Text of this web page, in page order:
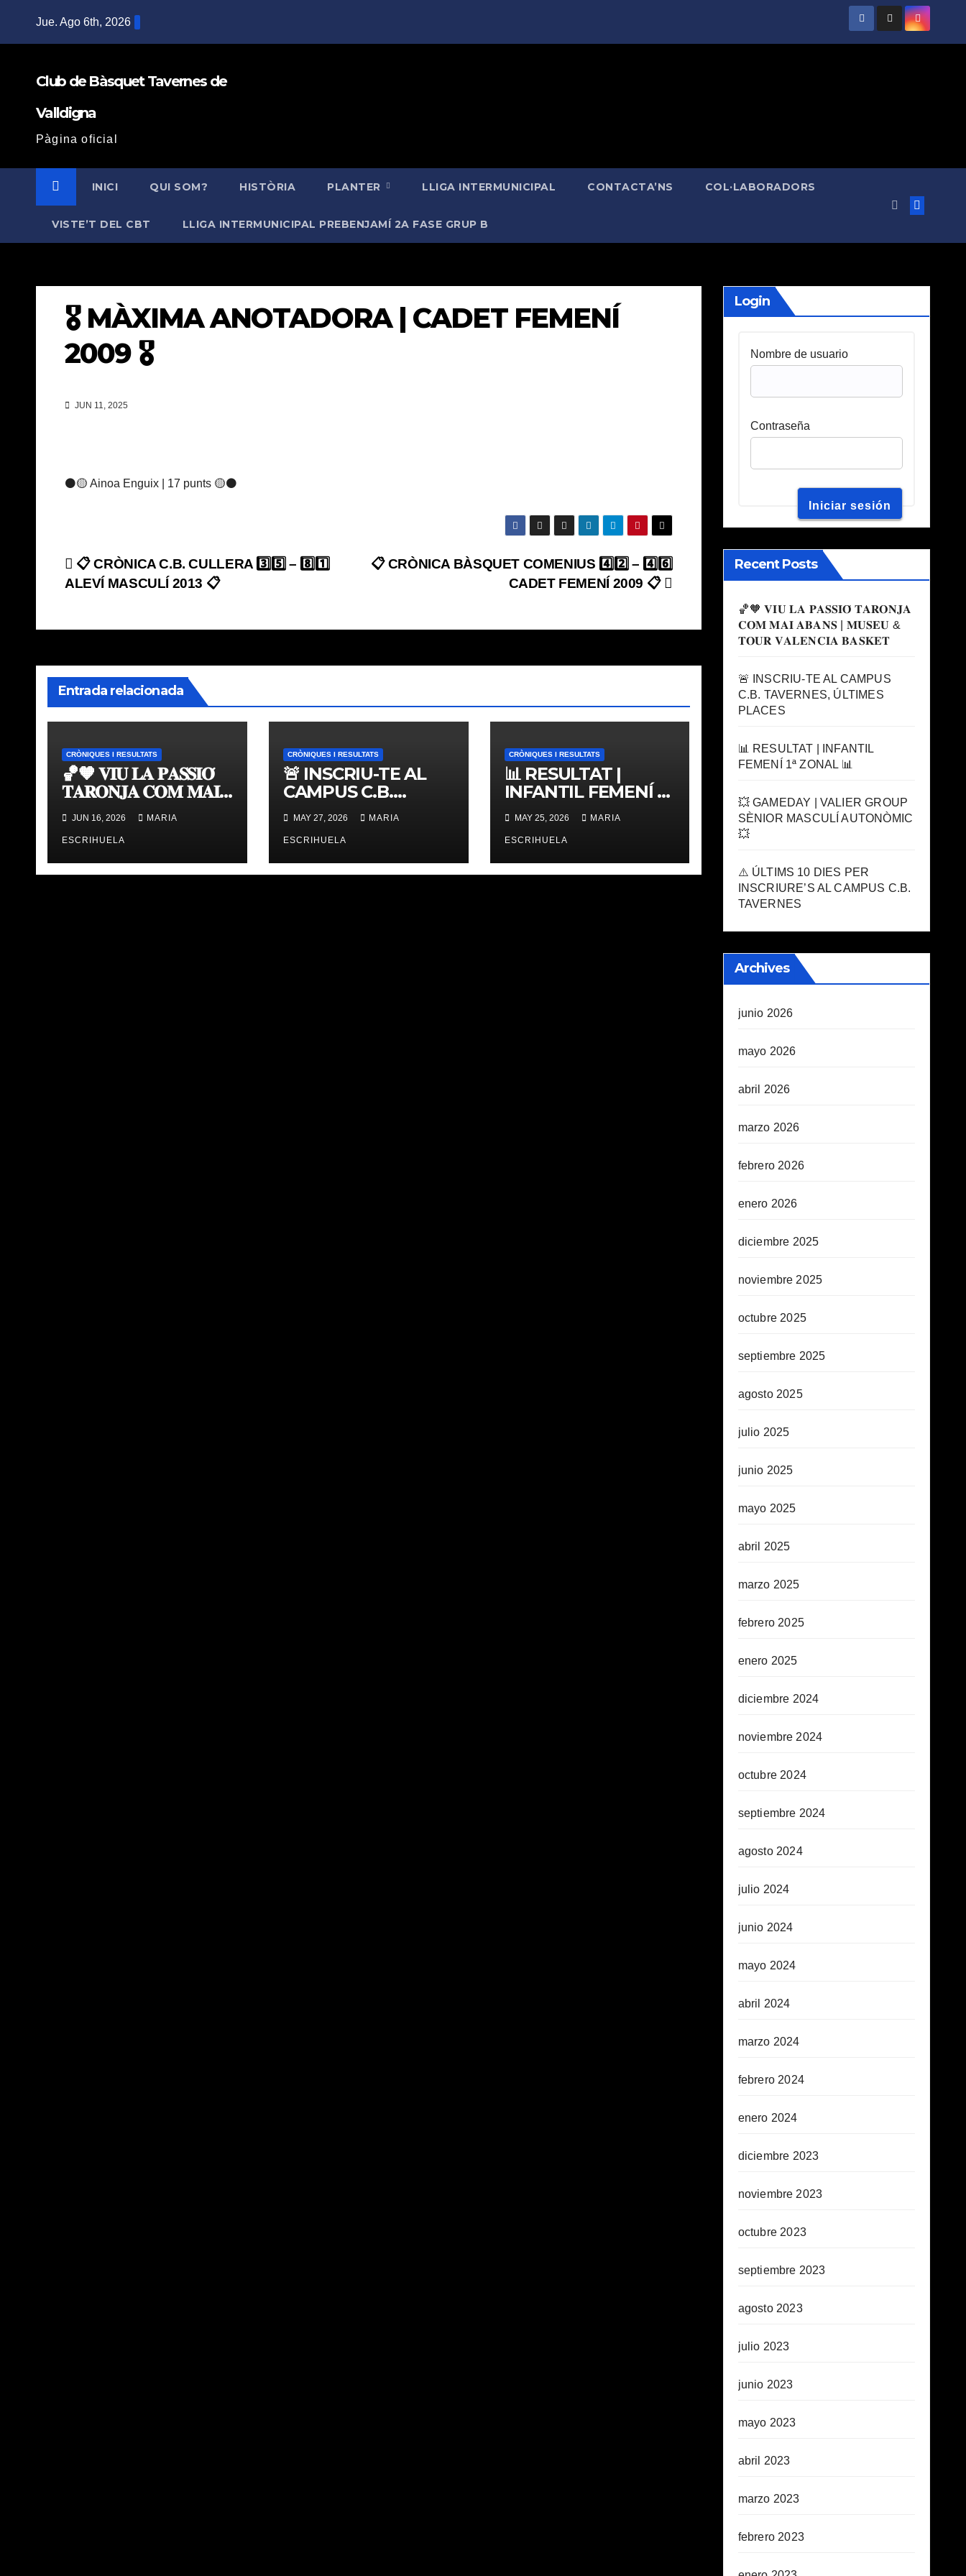
Jue. Ago 6th, 2026
Club de Bàsquet Tavernes de
Valldigna
Pàgina oficial
INICI QUI SOM? HISTÒRIA PLANTER LLIGA INTERMUNICIPAL CONTACTA’NS COL·LABORADORS
VISTE’T DEL CBT LLIGA INTERMUNICIPAL PREBENJAMÍ 2A FASE GRUP B
🎖️ MÀXIMA ANOTADORA | CADET FEMENÍ
2009 🎖️
JUN 11, 2025
⚫️🟡 Ainoa Enguix | 17 punts 🟡⚫
Navegación
entradas
📋 CRÒNICA BÀSQUET COMENIUS 4️⃣2️⃣ – 4️⃣6️⃣
CADET FEMENÍ 2009 📋
📋 CRÒNICA C.B. CULLERA 3️⃣5️⃣ – 8️⃣1️⃣
ALEVÍ MASCULÍ 2013 📋
Entrada relacionada
CRÒNIQUES I RESULTATS
🏀🧡 𝐕𝐈𝐔 𝐋𝐀 𝐏𝐀𝐒𝐒𝐈𝐎́
𝐓𝐀𝐑𝐎𝐍𝐉𝐀 𝐂𝐎𝐌 𝐌𝐀𝐈
𝐀𝐁𝐀𝐍𝐒 | 𝐌𝐔𝐒𝐄𝐔 &
𝐓𝐎𝐔𝐑 𝐕𝐀𝐋𝐄𝐍𝐂𝐈𝐀
𝐁𝐀𝐒𝐊𝐄𝐓
JUN 16, 2026 MARIA
ESCRIHUELA
CRÒNIQUES I RESULTATS
🚨 INSCRIU-TE AL
CAMPUS C.B.
TAVERNES,
ÚLTIMES PLACES
MAY 27, 2026 MARIA
ESCRIHUELA
CRÒNIQUES I RESULTATS
📊 RESULTAT |
INFANTIL FEMENÍ 1ª
ZONAL 📊
MAY 25, 2026 MARIA
ESCRIHUELA
Login
Nombre de usuario
Contraseña
Recent Posts
🏀🧡 𝐕𝐈𝐔 𝐋𝐀 𝐏𝐀𝐒𝐒𝐈𝐎́ 𝐓𝐀𝐑𝐎𝐍𝐉𝐀
𝐂𝐎𝐌 𝐌𝐀𝐈 𝐀𝐁𝐀𝐍𝐒 | 𝐌𝐔𝐒𝐄𝐔 &
𝐓𝐎𝐔𝐑 𝐕𝐀𝐋𝐄𝐍𝐂𝐈𝐀 𝐁𝐀𝐒𝐊𝐄𝐓
🚨 INSCRIU-TE AL CAMPUS
C.B. TAVERNES, ÚLTIMES
PLACES
📊 RESULTAT | INFANTIL
FEMENÍ 1ª ZONAL 📊
💥 GAMEDAY | VALIER GROUP
SÈNIOR MASCULÍ AUTONÒMIC
💥
⚠️ ÚLTIMS 10 DIES PER
INSCRIURE’S AL CAMPUS C.B.
TAVERNES
Archives
junio 2026
mayo 2026
abril 2026
marzo 2026
febrero 2026
enero 2026
diciembre 2025
noviembre 2025
octubre 2025
septiembre 2025
agosto 2025
julio 2025
junio 2025
mayo 2025
abril 2025
marzo 2025
febrero 2025
enero 2025
diciembre 2024
noviembre 2024
octubre 2024
septiembre 2024
agosto 2024
julio 2024
junio 2024
mayo 2024
abril 2024
marzo 2024
febrero 2024
enero 2024
diciembre 2023
noviembre 2023
octubre 2023
septiembre 2023
agosto 2023
julio 2023
junio 2023
mayo 2023
abril 2023
marzo 2023
febrero 2023